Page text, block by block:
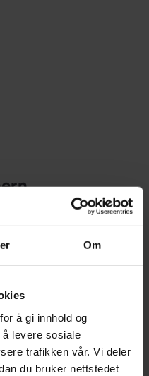
Om
å gi innhold og
levere sosiale
trafikken vår. Vi deler
du bruker nettstedet